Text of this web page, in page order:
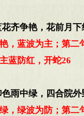
齐争艳，花前月下
，蓝波为主；第二
蓝防红，开蛇26
雨中绿，四合院外
，绿波为防；第二